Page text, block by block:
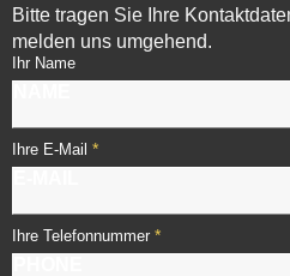
Bitte tragen Sie Ihre
melden uns umgehend.
Ihr Name
Ihre E-Mail *
Ihre Telefonnummer *